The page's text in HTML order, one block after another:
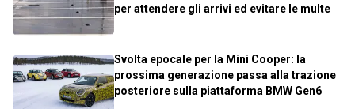
per attendere gli arrivi ed evitare le multe
Svolta epocale per la Mini Cooper: la
prossima generazione passa alla trazione
posteriore sulla piattaforma BMW Gen6